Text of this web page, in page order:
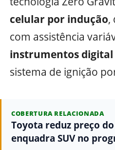
celular por indução,
com assistência
instrumentos digital
sistema de ignição
COBERTURA RELACIONADA
Toyota reduz preço do
enquadra SUV no